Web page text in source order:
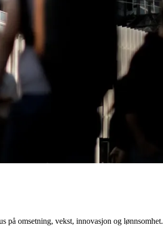
på omsetning, vekst, innovasjon og lønnsomhet.